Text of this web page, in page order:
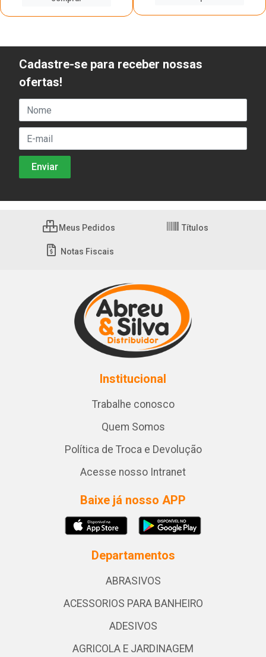
Cadastre-se para receber nossas
ofertas!
Meus Pedidos Títulos
Notas Fiscais
Institucional
Trabalhe conosco
Quem Somos
Política de Troca e Devolução
Acesse nosso Intranet
Baixe já nosso APP
Departamentos
ABRASIVOS
ACESSORIOS PARA BANHEIRO
ADESIVOS
AGRICOLA E JARDINAGEM